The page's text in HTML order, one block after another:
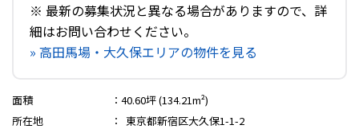
※ 最新の募集状況と異なる場合がありますので、詳
細はお問い合わせください。
» 高田馬場・大久保エリアの物件を見る
面積 ： 40.60坪 (134.21m²)
所在地
：
東京都新宿区大久保1-1-2